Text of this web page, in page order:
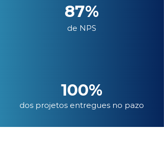
87%
de NPS
100%
dos projetos entregues no pazo